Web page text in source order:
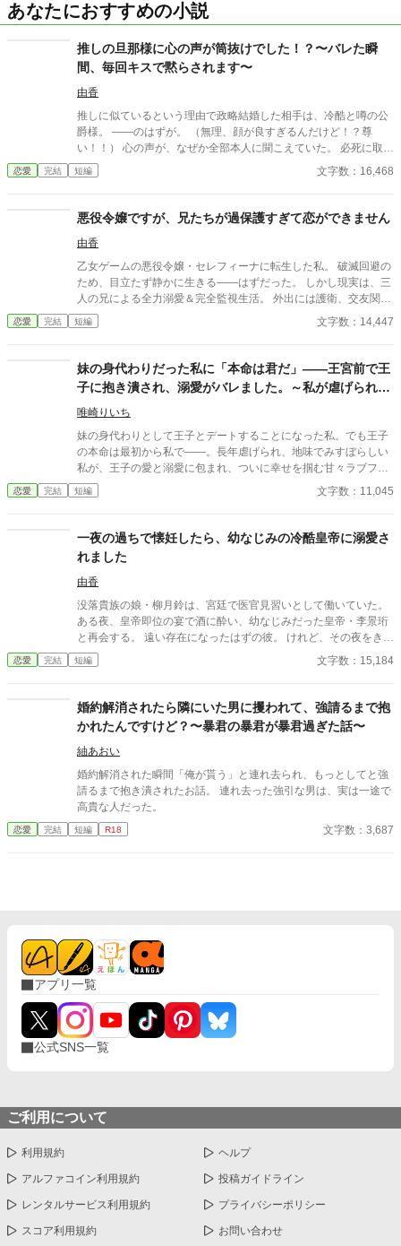
あなたにおすすめの小説
推しの旦那様に心の声が筒抜けでした！？〜バレた瞬
間、毎回キスで黙らされます〜
由香
推しに似ているという理由で政略結婚した相手は、冷酷と噂の公
爵様。 ――のはずが。 （無理、顔が良すぎるんだけど！？尊
い！！） 心の声が、なぜか全部本人に聞こえていた。 必死に取り
繕うも時すでに遅し。 暴走する脳内実況を止めるたび、旦那様は
なぜか――キスしてくる。 「黙らせるのにちょうどいい」 いや全
声だだ漏れ令嬢 甘くて騒がしい新婚生活、開幕。
恋愛 完結 短編 文字数：16,468
悪役令嬢ですが、兄たちが過保護すぎて恋ができません
由香
乙女ゲームの悪役令嬢・セレフィーナに転生した私。 破滅回避の
ため、目立たず静かに生きる――はずだった。 しかし現実は、三
人の兄による全力溺愛＆完全監視生活。 外出には護衛、交友関係
は管理制、笑顔すら規制対象！？ さらに兄の親友である最強騎
士・カインが護衛として加わり、 静かで誠実な優しさに、次第に
想いの先で待っていたのは、 断罪も修羅場もない、安心で騒がし
い未来だった――。
恋愛 完結 短編 文字数：14,447
妹の身代わりだった私に「本命は君だ」――王宮前で王
子に抱き潰され、溺愛がバレました。～私が虐げられる
きっかけになった少年が、私と王子を結び付
唯崎りいち
妹の身代わりとして王子とデートすることになった私。でも王子
の本命は最初から私で――。長年虐げられ、地味でみすぼらしい
私が、王子の愛と溺愛に包まれ、ついに幸せを掴む甘々ラブファ
ンタジー。妹や家族との誤解、影武者の存在も絡み、ハラハラと
胸キュンが止まらない物語。
恋愛 完結 短編 文字数：11,045
一夜の過ちで懐妊したら、幼なじみの冷酷皇帝に溺愛さ
れました
由香
没落貴族の娘・柳月鈴は、宮廷で医官見習いとして働いていた。
ある夜、皇帝即位の宴で酒に酔い、幼なじみだった皇帝・李景珩
と再会する。 遠い存在になったはずの彼。 けれど、その夜をきっ
かけに月鈴の運命は大きく動き出す。 冷酷と恐れられる皇帝が、
なぜか彼女だけには甘すぎて――。
恋愛 完結 短編 文字数：15,184
婚約解消されたら隣にいた男に攫われて、強請るまで抱
かれたんですけど？〜暴君の暴君が暴君過ぎた話〜
紬あおい
婚約解消された瞬間「俺が貰う」と連れ去られ、もっとしてと強
請るまで抱き潰されたお話。 連れ去った強引な男は、実は一途で
高貴な人だった。
恋愛 完結 短編 R18 文字数：3,687
アプリ一覧
公式SNS一覧
ご利用について
利用規約 ヘルプ
アルファコイン利用規約 投稿ガイドライン
レンタルサービス利用規約 プライバシーポリシー
スコア利用規約 お問い合わせ